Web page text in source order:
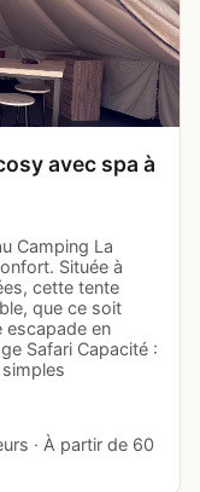
avec spa à
Camping La
Située à
cette tente
que ce soit
escapade en
Safari Capacité :
· À partir de 60